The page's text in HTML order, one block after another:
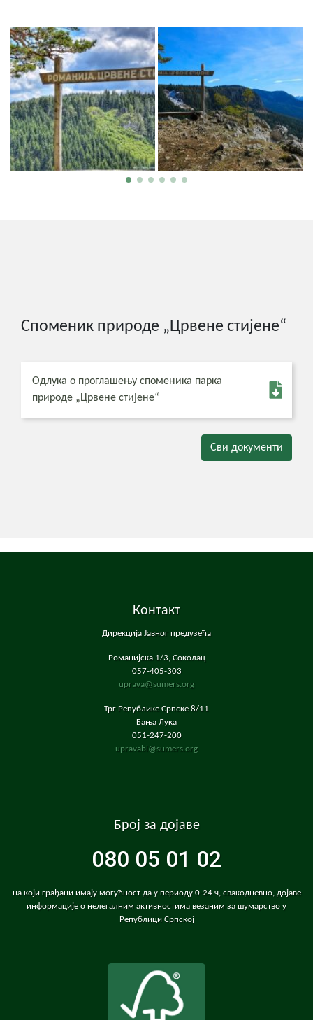
Споменик природе „Црвене стијене“
Одлука о проглашењу споменика парка
природе „Црвене стијене“
Сви документи
Контакт
Дирекција Јавног предузећа
Романијска 1/3, Соколац
057-405-303
uprava@sumers.org
Трг Републике Српске 8/11
Бања Лука
051-247-200
upravabl@sumers.org
Број за дојаве
080 05 01 02
на који грађани имају могућност да у периоду 0-24 ч, свакодневно, дојаве
информације о нелегалним активностима везаним за шумарство у
Републици Српској